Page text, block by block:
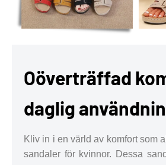
Oöverträffad
daglig
Kliv in i en värld av komfort som
sandaler för kvinnor. Dessa